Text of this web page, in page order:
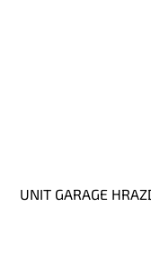
UNIT GARAGE